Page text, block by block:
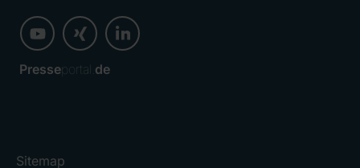
Presseportal. de
Sitemap